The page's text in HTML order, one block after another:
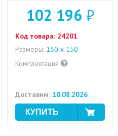
102 196 ₽
Код товара: 24201
Размеры: 150 x 150
Комплектация
Доставим: 10.08.2026